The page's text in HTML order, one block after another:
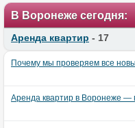
В Воронеже сегодня:
Аренда квартир - 17
Почему мы проверяем все
Аренда квартир в Воронеже —